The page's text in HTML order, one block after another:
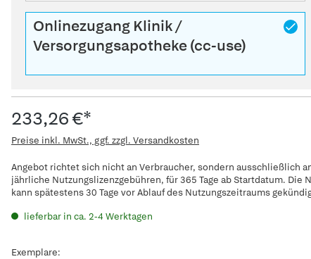
Onlinezugang Klinik /
Versorgungsapotheke (cc-use)
233,26 €*
Preise inkl. MwSt., ggf. zzgl. Versandkosten
Angebot richtet sich nicht an Verbraucher, sondern ausschließlich
jährliche Nutzungslizenzgebühren, für 365 Tage ab Startdatum.
kann spätestens 30 Tage vor Ablauf des Nutzungszeitraums
lieferbar in ca. 2-4 Werktagen
Exemplare: